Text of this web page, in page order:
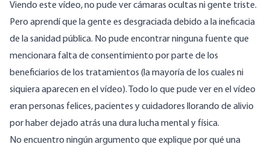
Viendo este vídeo, no pude ver cámaras ocultas ni gente triste.
Pero aprendí que la gente es desgraciada debido a la ineficacia
de la sanidad pública. No pude encontrar ninguna fuente que
mencionara falta de consentimiento por parte de los
beneficiarios de los tratamientos (la mayoría de los cuales ni
siquiera aparecen en el vídeo). Todo lo que pude ver en el vídeo
eran personas felices, pacientes y cuidadores llorando de alivio
por haber dejado atrás una dura lucha mental y física.
No encuentro ningún argumento que explique por qué una